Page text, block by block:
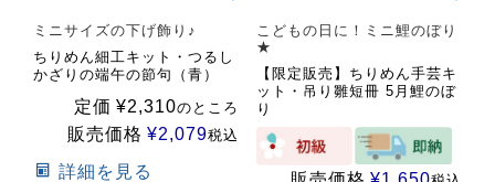
ミニサイズの下げ飾り♪
ちりめん細工キット・つるし
かざりの端午の節句（青）
定価 ¥2,310のところ
販売価格 ¥2,079税込
詳細を見る
こどもの日に！ミニ鯉のぼり
★
【限定販売】ちりめん手芸キ
ット・吊り雛短冊 5月鯉のぼ
り